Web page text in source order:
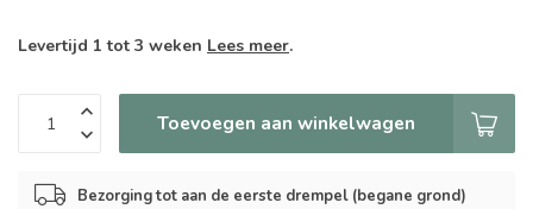
Levertijd 1 tot 3 weken Lees meer.
Toevoegen aan winkelwagen
Bezorging tot aan de eerste drempel (begane grond)